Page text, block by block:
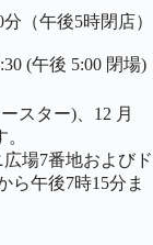
（午後5時閉店）
(午後 5:00 閉場)
スター)、12 月
場7番地およびド
ら午後7時15分ま